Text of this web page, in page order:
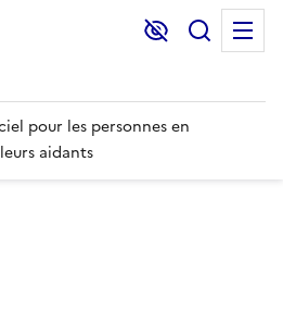
Lecture et
pour les personnes en
aidants